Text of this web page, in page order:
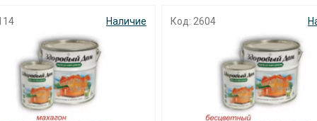
Наличие Код: 3372
Нет изображения
раз в 2 недели